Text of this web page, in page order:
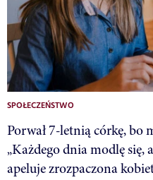
SPOŁECZEŃSTWO
Porwał 7-letnią córkę, bo
„Każdego dnia modlę się,
apeluje zrozpaczona